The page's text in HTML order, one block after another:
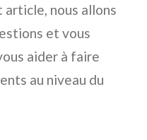
nous allons
et vous
aider à faire
au niveau du